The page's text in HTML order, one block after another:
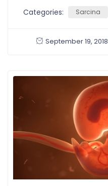
Categories: Sarcina
September 19, 2018